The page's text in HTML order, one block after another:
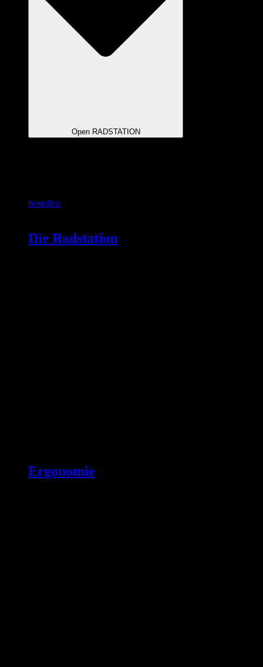
Open RADSTATION
bestellen
Die Radstation
Ergonomie